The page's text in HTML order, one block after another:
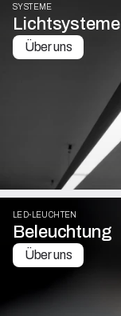
SYSTEME
Lichtsysteme
Über uns
LED-LEUCHTEN
Beleuchtung
Über uns